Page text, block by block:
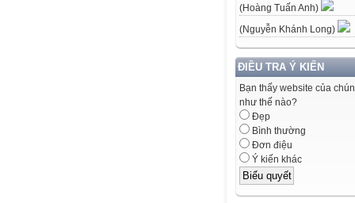
(Hoàng Tuấn Anh)
(Nguyễn Khánh Long)
ĐIỀU TRA Ý KIẾN
Bạn thấy website của
như thế nào?
Đẹp
Bình thường
Đơn điệu
Ý kiến khác